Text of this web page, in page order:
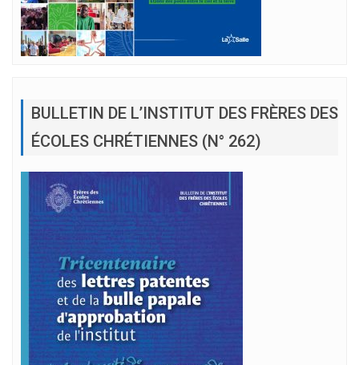
BULLETIN DE L’INSTITUT DES FRÈRES DES
ÉCOLES CHRÉTIENNES (N° 262)